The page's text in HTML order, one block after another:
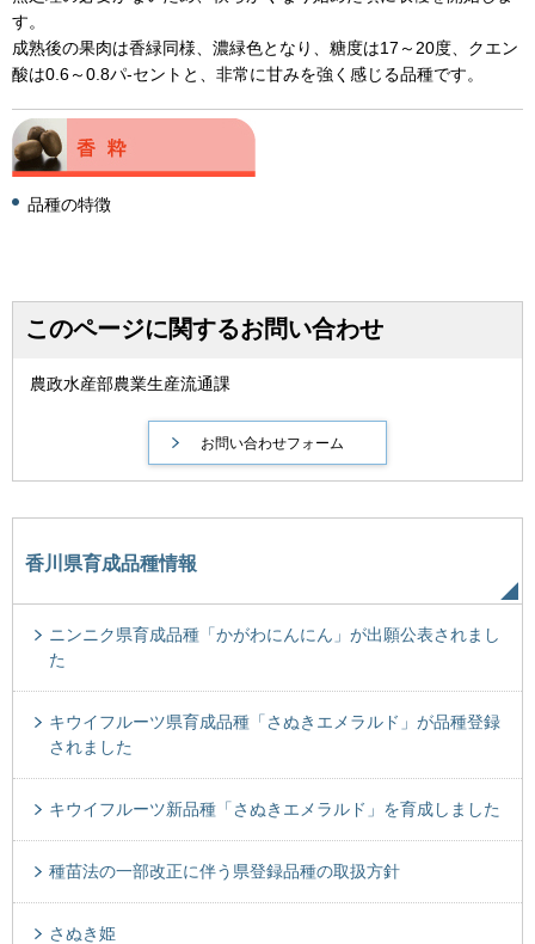
す。
成熟後の果肉は香緑同様、濃緑色となり、糖度は17～20度、クエン
酸は0.6～0.8パ-セントと、非常に甘みを強く感じる品種です。
品種の特徴
このページに関するお問い合わせ
農政水産部農業生産流通課
香川県育成品種情報
ニンニク県育成品種「かがわにんにん」が出願公表されまし
た
キウイフルーツ県育成品種「さぬきエメラルド」が品種登録
されました
キウイフルーツ新品種「さぬきエメラルド」を育成しました
種苗法の一部改正に伴う県登録品種の取扱方針
さぬき姫